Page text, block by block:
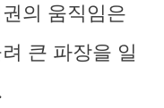
의 움직임은
큰 파장을 일